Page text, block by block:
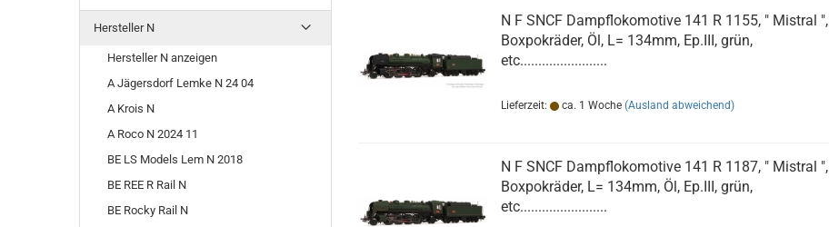
N F SNCF Dampflokomotive 141 R 1155, " Mistral ",
Boxpokräder, Öl, L= 134mm, Ep.III, grün,
etc........................
Lieferzeit: ca. 1 Woche (Ausland abweichend)
N F SNCF Dampflokomotive 141 R 1187, " Mistral ",
Boxpokräder, L= 134mm, Öl, Ep.III, grün,
etc........................
Hersteller N
Hersteller N anzeigen
A Jägersdorf Lemke N 24 04
A Krois N
A Roco N 2024 11
BE LS Models Lem N 2018
BE REE R Rail N
BE Rocky Rail N